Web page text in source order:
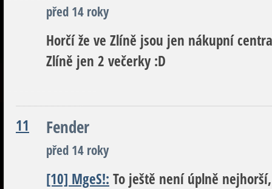
před 14 roky
Horčí že ve Zlíně jsou jen nákupní
Zlíně jen 2 večerky :D
11 Fender
před 14 roky
[10] MgeS!: To ještě není úplně